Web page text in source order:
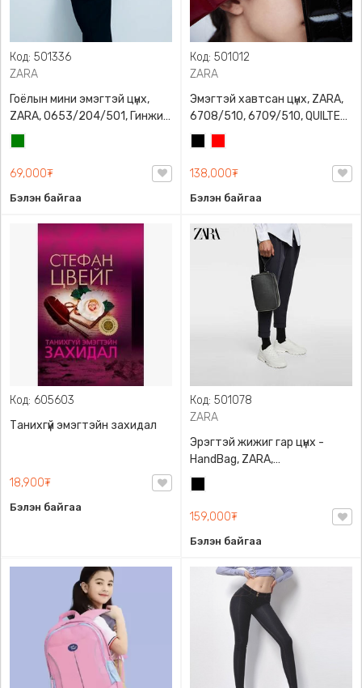
Код: 501336
ZARA
Гоёлын мини эмэгтэй цүнх,
ZARA, 0653/204/501, Гинжин
оосортой, Дотроо тольтой
69,000₮
Бэлэн байгаа
Код: 501012
ZARA
Эмэгтэй хавтсан цүнх, ZARA,
6708/510, 6709/510, QUILTED
CLUTCH BAGDETAILS, Лакан,
Гинжин оосортой
138,000₮
Бэлэн байгаа
Код: 605603
Танихгүй эмэгтэйн захидал
18,900₮
Бэлэн байгаа
Код: 501078
ZARA
Эрэгтэй жижиг гар цүнх -
HandBag, ZARA,
3720/005/040, PU арьс
159,000₮
Бэлэн байгаа